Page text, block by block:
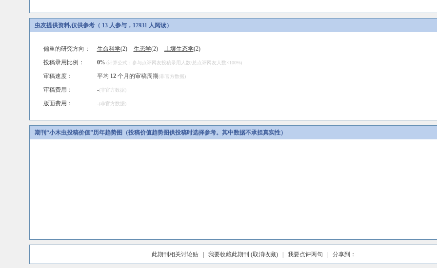
虫友提供资料,仅供参考（ 13 人参与，17931 人阅读）
偏重的研究方向： 生命科学(2) 生态学(2) 土壤生态学(2)
投稿录用比例：
0% (计算公式：参与点评网友投稿录用人数/总点评网友人数×100%)
审稿速度： 平均 12个月的审稿周期(非官方数据)
审稿费用： -(非官方数据)
版面费用： -(非官方数据)
期刊“小木虫投稿价值”历年趋势图（投稿价值趋势图供投稿时选择参考。其中数据不承担真实性）
此期刊相关讨论贴| 我要收藏此期刊 (取消收藏)| 我要点评两句 | 分享到：